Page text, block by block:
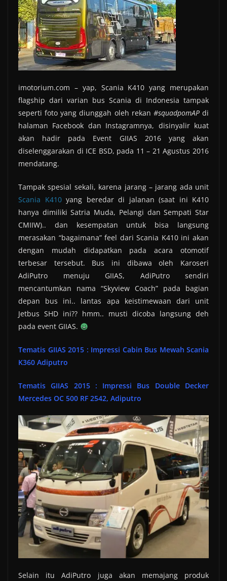
imotorium.com – yap, Scania K410 yang merupakan
flagship dari varian bus Scania di Indonesia tampak
seperti foto yang diunggah oleh rekan #squadpomAPdi
halaman Facebook dan Instagramnya, disinyalir kuat
akan hadir pada Event GIIAS 2016 yang akan
diselenggarakan di ICE BSD, pada 11 – 21 Agustus 2016
mendatang.
Tampak spesial sekali, karena jarang – jarang ada unit
Scania K410yang beredar di jalanan (saat ini K410
hanya dimiliki Satria Muda, Pelangi dan Sempati Star
CMIIW).. dan kesempatan untuk bisa langsung
merasakan “bagaimana” feel dari Scania K410 ini akan
dengan mudah didapatkan pada acara otomotif
terbesar tersebut. Bus ini dibawa oleh Karoseri
AdiPutro menuju GIIAS, AdiPutro sendiri
mencantumkan nama “Skyview Coach” pada bagian
depan bus ini.. lantas apa keistimewaan dari unit
Jetbus SHD ini?? hmm.. musti dicoba langsung deh
pada event GIIAS.
Tematis GIIAS 2015 : Impressi Cabin Bus Mewah Scania
K360 Adiputro
Tematis GIIAS 2015 : Impressi Bus Double Decker
Mercedes OC 500 RF 2542, Adiputro
Selain itu AdiPutro juga akan memajang produk